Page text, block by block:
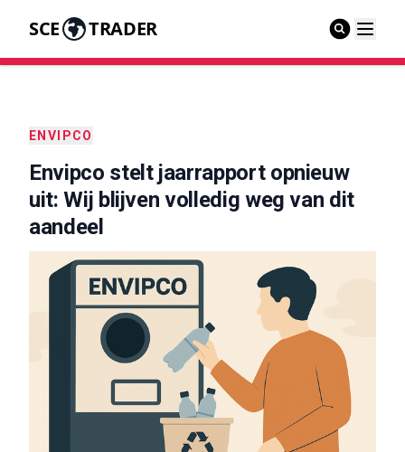
SCE TRADER
ENVIPCO
Envipco stelt jaarrapport opnieuw
uit: Wij blijven volledig weg van dit
aandeel